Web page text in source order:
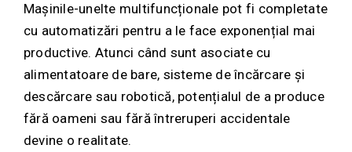
Mașinile-unelte multifuncționale pot fi completate
cu automatizări pentru a le face exponențial mai
productive. Atunci când sunt asociate cu
alimentatoare de bare, sisteme de încărcare și
descărcare sau robotică, potențialul de a produce
fără oameni sau fără întreruperi accidentale
devine o realitate.